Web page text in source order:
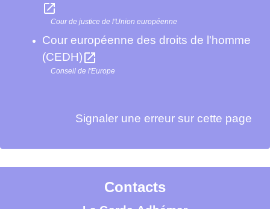
open_in_new
Cour de justice de l'Union européenne
Cour européenne des droits de l'homme
(CEDH)open_in_new
Conseil de l'Europe
Signaler une erreur sur cette page
Contacts